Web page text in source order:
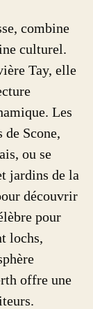
combine
culturel.
Tay, elle
Les
Scone,
ou se
jardins de la
découvrir
pour
lochs,
offre une